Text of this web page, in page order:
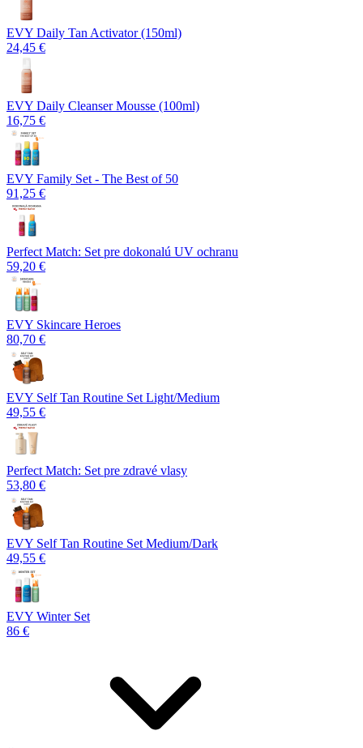
EVY Daily Tan Activator (150ml)
24,45 €
EVY Daily Cleanser Mousse (100ml)
16,75 €
EVY Family Set - The Best of 50
91,25 €
Perfect Match: Set pre dokonalú UV ochranu
59,20 €
EVY Skincare Heroes
80,70 €
EVY Self Tan Routine Set Light/Medium
49,55 €
Perfect Match: Set pre zdravé vlasy
53,80 €
EVY Self Tan Routine Set Medium/Dark
49,55 €
EVY Winter Set
86 €